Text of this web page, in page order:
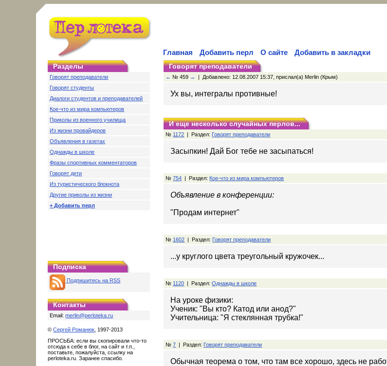
Главная Добавить перл О сайте
Добавить в закладки
Разделы
Говорят преподаватели
Говорят студенты
Диалоги студентов и преподавателей
Кое-что из мира компьютеров
Приколы из военного училища
Из жизни провайдеров
Объявления в газетах
Однажды в школе
Фразы спортивных комментаторов
Говорят дети
Из туристического блокнота
Другие приколы из жизни
+ Добавить перл
Подписка
Подпишитесь на RSS
Контакты
Email:merlin@perloteka.ru
©Сергей Романюк , 1997-2013
ПРОСЬБА: если вы скопировали что-то
отсюда к себе в блог, на сайт и т.п.,
поставьте, пожалуйста, ссылку на
perloteka.ru. Заранее спасибо.
Говорят преподаватели
← № 459 → | Добавлено: 12.08.2007 15:37, прислал(а) Merlin (Крым)
Ух вы, интегралы противные!
И еще несколько случайных перлов...
№ 1172 | Раздел: Говорят преподаватели
Засыпкин! Дай Бог тебе не засыпаться!
№754 | Раздел: Кое-что из мира компьютеров
Объявление в конференции:
"Продам интернет"
№ 1602 | Раздел: Говорят преподаватели
...у круглого цвета треугольный кружочек...
№ 1120 | Раздел:Однажды в школе
На уроке физики:
Ученик: "Вы кто? Катод или анод?"
Учительница: "Я стеклянная трубка!"
№7 | Раздел: Говорят преподаватели
Обычная теорема о том, что там все хорошо, здесь не